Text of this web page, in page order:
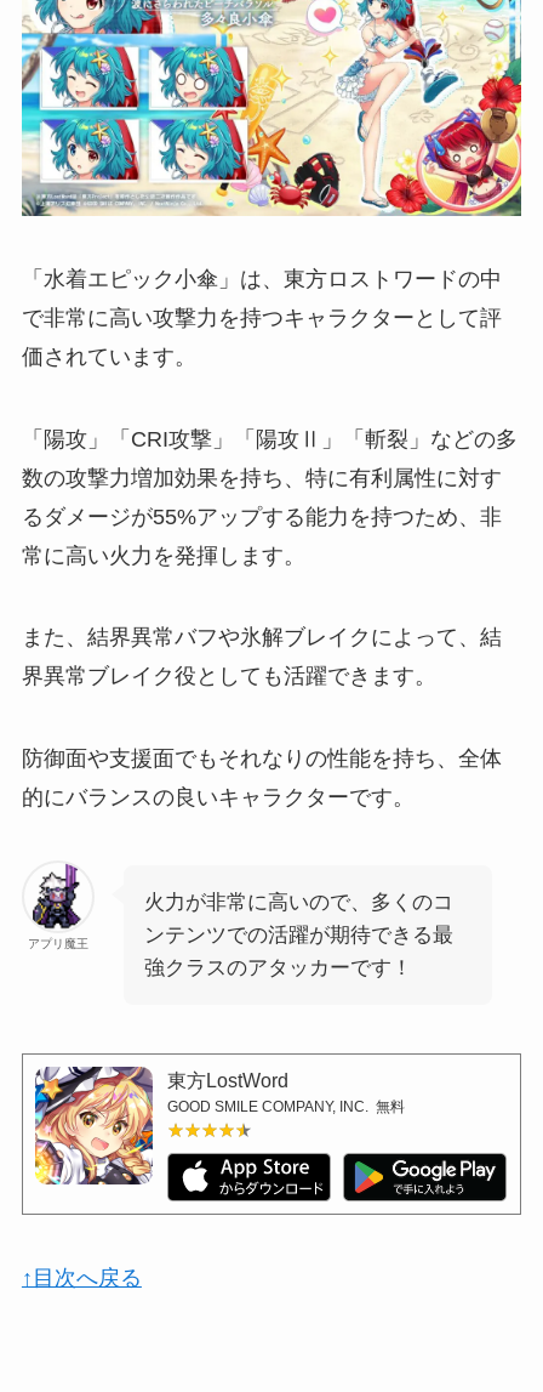
「水着エピック小傘」は、東方ロストワードの中
で非常に高い攻撃力を持つキャラクターとして評
価されています。
「陽攻」「CRI攻撃」「陽攻Ⅱ」「斬裂」などの多
数の攻撃力増加効果を持ち、特に有利属性に対す
るダメージが55%アップする能力を持つため、非
常に高い火力を発揮します。
また、結界異常バフや氷解ブレイクによって、結
界異常ブレイク役としても活躍できます。
防御面や支援面でもそれなりの性能を持ち、全体
的にバランスの良いキャラクターです。
アプリ魔王
火力が非常に高いので、多くのコ
ンテンツでの活躍が期待できる最
強クラスのアタッカーです！
東方LostWord
GOOD SMILE COMPANY, INC. 無料
★★★★★
★★★★★
↑目次へ戻る